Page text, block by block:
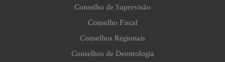
Conselho de Supervisão
Conselho Fiscal
Conselhos Regionais
Conselhos de Deontologia